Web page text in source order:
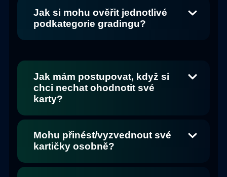
Jak si mohu ověřit jednotlivé
podkategorie gradingu?
Jak mám postupovat, když si
chci nechat ohodnotit své
karty?
Mohu přinést/vyzvednout své
kartičky osobně?